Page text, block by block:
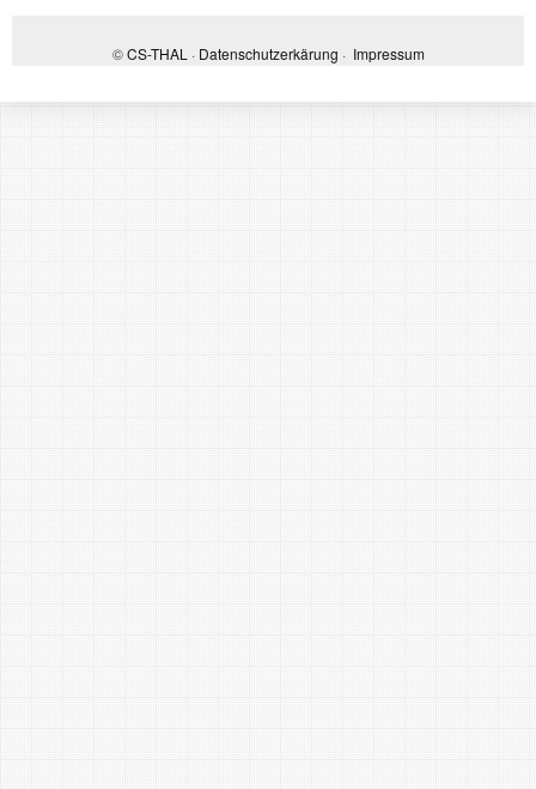
©CS-THAL · Datenschutzerkärung · Impressum